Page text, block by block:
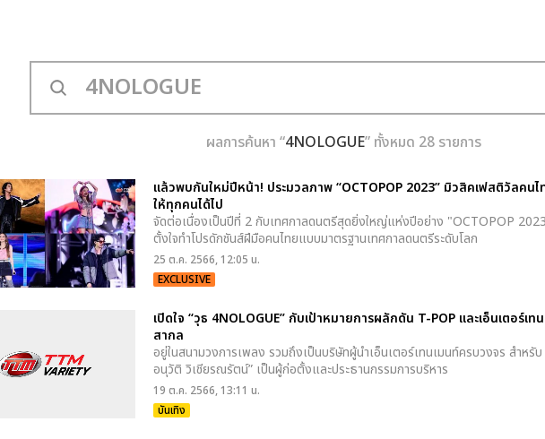
ผลการค้นหา “4NOLOGUE” ทั้งหมด 28 รายการ
แล้วพบกันใหม่ปีหน้า! ประมวลภาพ “OCTOPOP 2023” มิวสิคเฟสติวัลคน
ให้ทุกคนได้ไป
จัดต่อเนื่องเป็นปีที่ 2 กับเทศกาลดนตรีสุดยิ่งใหญ่แห่งปีอย่าง "OCTOPOP
ตั้งใจทำโปรดักชันส์ฝีมือคนไทยแบบมาตรฐานเทศกาลดนตรีระดับโลก
25 ต.ค. 2566, 12:05 น.
EXCLUSIVE
เปิดใจ “วุธ 4NOLOGUE” กับเป้าหมายการผลักดัน T-POP และเอ็นเตอร์เ
สากล
อยู่ในสนามวงการเพลง รวมถึงเป็นบริษัทผู้นำเอ็นเตอร์เทนเมนท์ครบวงจร สำหรั
อนุวัติ วิเชียรณรัตน์” เป็นผู้ก่อตั้งและประธานกรรมการบริหาร
19 ต.ค. 2566, 13:11 น.
บันเทิง